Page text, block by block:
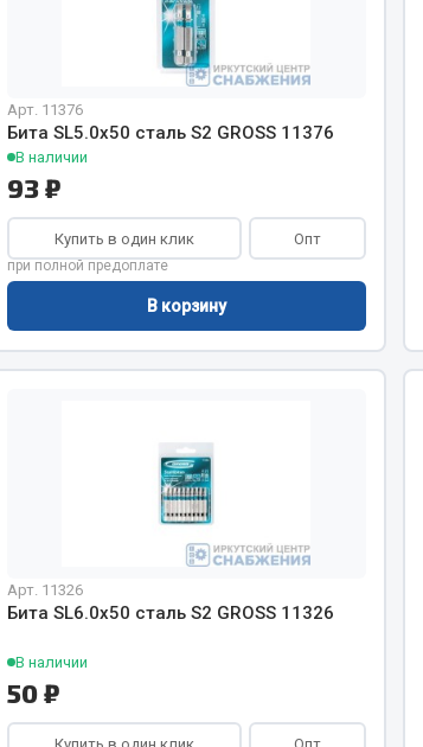
Весь раздел
Автомобильная электрика
Блоки реле и предохранителей
Вилки нагрузочные
Выключатели и переключатели
клавишные
Выключатель массы
Показать ещё
Весь раздел
Система выпуска газа
Арт. 11376
Бита SL5.0х50 сталь S2 GROSS 11376
В наличии
93 ₽
Купить в один клик Опт
при полной предоплате
В корзину
Арт. 11326
Бита SL6.0х50 сталь S2 GROSS 11326
В наличии
50 ₽